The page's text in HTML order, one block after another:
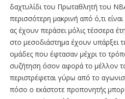
δαχτυλίδι του Πρωταθλητή του
περισσότερη μακρινή από ό,τι
ας έχουν περάσει μόλις τέσσερα
στο μεσοδιάστημα έχουν υπάρξει
ομάδες που έφτασαν μέχρι το
συζήτηση όσον αφορά το μέλλον
περιστρέφεται γύρω από το
πόσο ο εκάστοτε προπονητής